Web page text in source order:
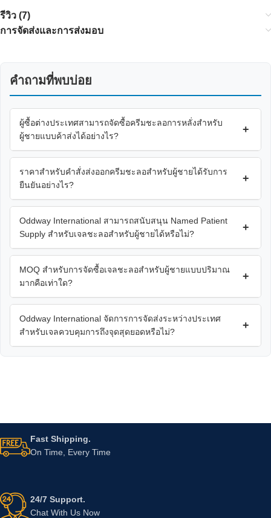
รีวิว (7)
การจัดส่งและการส่งมอบ
คำถามที่พบบ่อย
ผู้ซื้อต่างประเทศสามารถจัดซื้อครีมชะลอการหลั่งสำหรับ
ผู้ชายแบบค้าส่งได้อย่างไร?
+
ราคาสำหรับคำสั่งส่งออกครีมชะลอสำหรับผู้ชายได้รับการ
ยืนยันอย่างไร?
+
Oddway International สามารถสนับสนุน Named Patient
Supply สำหรับเจลชะลอสำหรับผู้ชายได้หรือไม่?
+
MOQ สำหรับการจัดซื้อเจลชะลอสำหรับผู้ชายแบบปริมาณ
มากคือเท่าใด?
+
Oddway International จัดการการจัดส่งระหว่างประเทศ
สำหรับเจลควบคุมการถึงจุดสุดยอดหรือไม่?
+
Fast Shipping.
On Time, Every Time
24/7 Support.
Chat With Us Now